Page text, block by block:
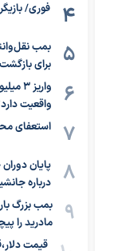
فوری/
بمب
برای
واقعیت
استعفای
پایان
درباره
بمب بزرگ
مادرید را